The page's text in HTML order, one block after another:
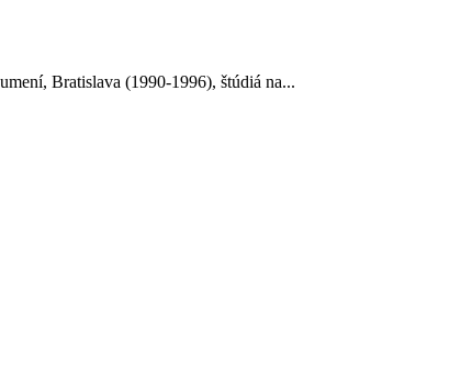
Bratislava (1990-1996), štúdiá na...